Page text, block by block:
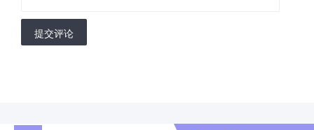
提交评论